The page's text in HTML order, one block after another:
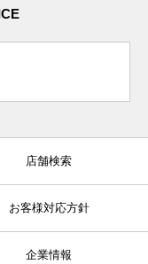
店舗検索
お客様対応方針
企業情報